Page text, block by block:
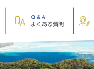
Q & A
よくある質問